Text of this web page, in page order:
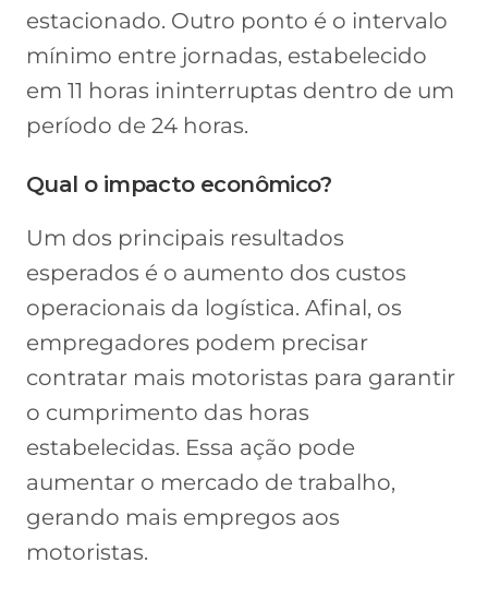
estacionado. Outro ponto é o intervalo
mínimo entre jornadas, estabelecido
em 11 horas ininterruptas dentro de um
período de 24 horas.
Qual o impacto econômico?
Um dos principais resultados
esperados é o aumento dos custos
operacionais da logística. Afinal, os
empregadores podem precisar
contratar mais motoristas para garantir
o cumprimento das horas
estabelecidas. Essa ação pode
aumentar o mercado de trabalho,
gerando mais empregos aos
motoristas.